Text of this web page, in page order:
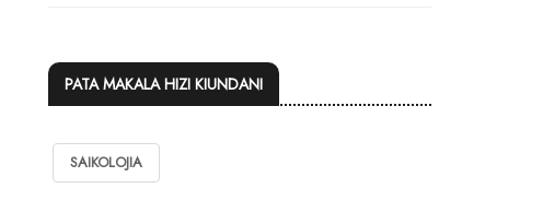
PATA MAKALA HIZI KIUNDANI
SAIKOLOJIA